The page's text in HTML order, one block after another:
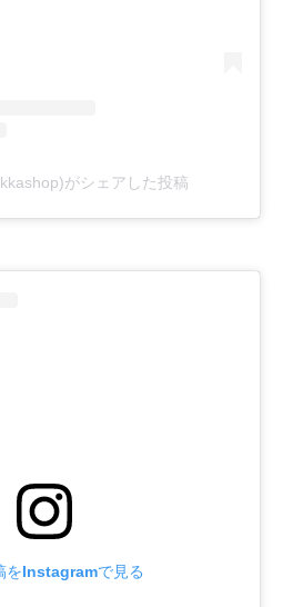
がシェアした投稿
をInstagramで見る